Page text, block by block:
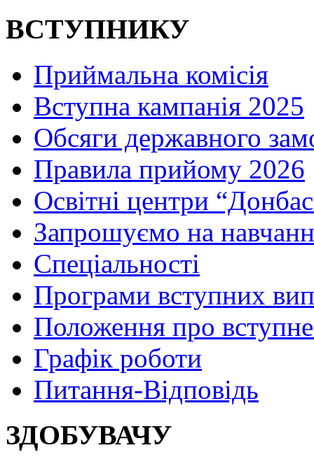
ВСТУПНИКУ
Приймальна комісія
Вступна кампанія 2025
Обсяги державного
Правила прийому 2026
Освітні центри
Запрошуємо на
Спеціальності
Програми вступних
Положення про
Графік роботи
Питання-Відповідь
ЗДОБУВАЧУ